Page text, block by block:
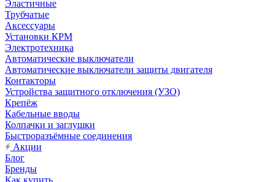
Эластичные
Трубчатые
Аксессуары
Установки КРМ
Электротехника
Автоматические выключатели
Автоматические выключатели защиты двигателя
Контакторы
Устройства защитного отключения (УЗО)
Крепёж
Кабельные вводы
Колпачки и заглушки
Быстроразъёмные соединения
Акции
Блог
Бренды
Как купить